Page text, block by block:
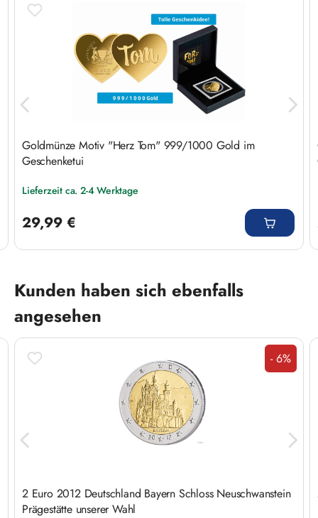
Goldmünze Motiv "Herz Tom" 999/1000 Gold im
Geschenketui
Lieferzeit ca. 2-4 Werktage
29,99 €
Produktgalerie überspringen
Kunden haben sich ebenfalls
angesehen
Rabatt
- 6%
2 Euro 2012 Deutschland Bayern Schloss Neuschwanstein
Prägestätte unserer Wahl